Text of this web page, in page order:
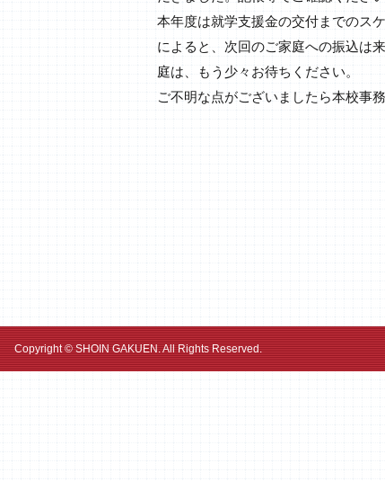
本年度は就学支援金の交付までのス
によると、次回のご家庭への振込は
庭は、もう少々お待ちください。
ご不明な点がございましたら本校事
Copyright © SHOIN GAKUEN. All Rights Reserved.